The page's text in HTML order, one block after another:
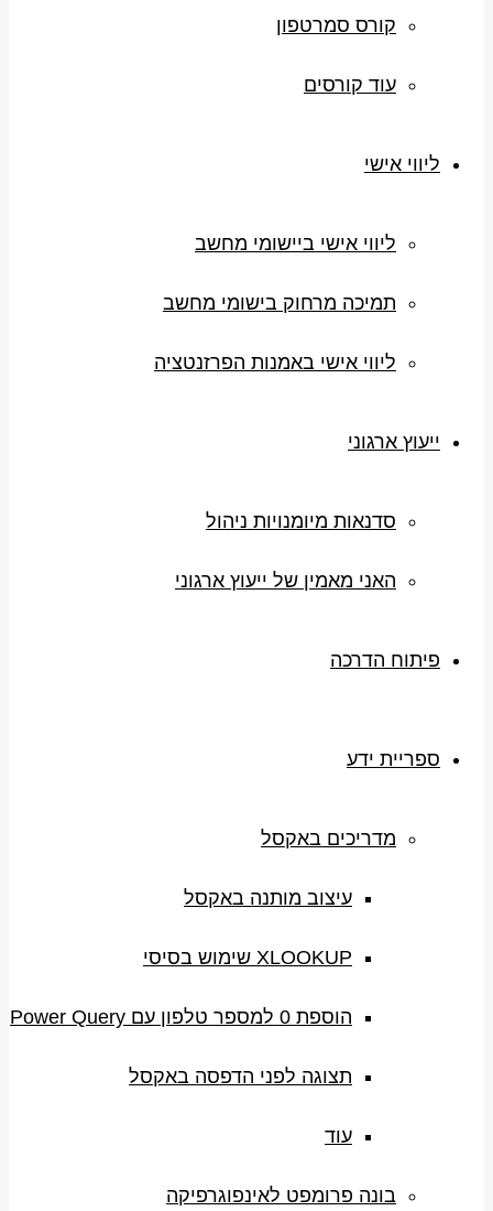
קורס סמרטפון
עוד קורסים
ליווי אישי
ליווי אישי ביישומי מחשב
תמיכה מרחוק בישומי מחשב
ליווי אישי באמנות הפרזנטציה
ייעוץ ארגוני
סדנאות מיומנויות ניהול
האני מאמין של ייעוץ ארגוני
פיתוח הדרכה
ספריית ידע
מדריכים באקסל
עיצוב מותנה באקסל
XLOOKUP שימוש בסיסי
הוספת 0 למספר טלפון עם Power Query
תצוגה לפני הדפסה באקסל
עוד
בונה פרומפט לאינפוגרפיקה